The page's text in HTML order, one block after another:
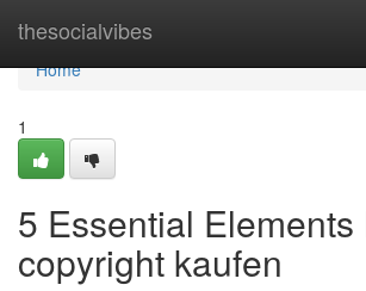
thesocialvibes
Home
Home
1
5 Essential Elements
copyright kaufen